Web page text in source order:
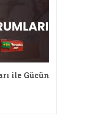
ile Gücün